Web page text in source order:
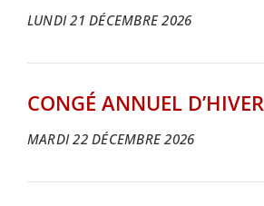
LUNDI 21 DÉCEMBRE 2026
CONGÉ ANNUEL D’HIVER
MARDI 22 DÉCEMBRE 2026